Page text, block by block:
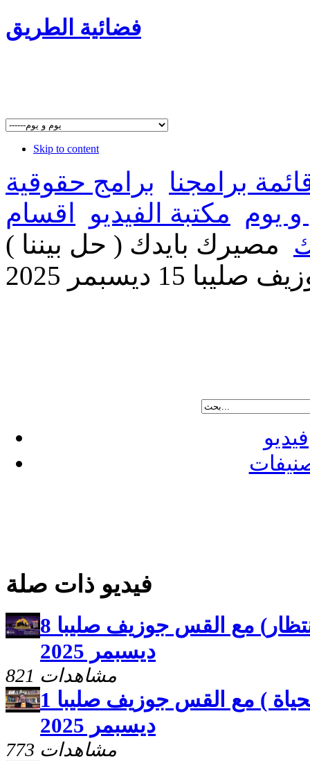
فضائية الطريق
Skip to content
برامجنا
برامج حقوقية
و يوم مكتبة الفيديو
اقسام
مصيرك بايدك ( حل بيننا )
15 ديسبمر 2025
فيديو
فيديو ذات صلة
مصيرك بايدك ( الانتظار) مع القس جوزيف صليبا 8
ديسبمر 2025
821 مشاهدات
مصيرك بايدك ( الموت و الحياة ) مع القس جوزيف صليبا 1
ديسبمر 2025
773 مشاهدات